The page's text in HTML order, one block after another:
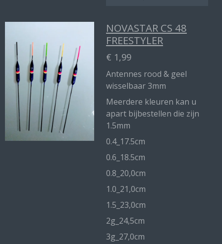
NOVASTAR CS 48
FREESTYLER
€ 1,99
Antennes rood & geel
wisselbaar 3mm
Meerdere kleuren kan u
apart bijbestellen die zijn
1.5mm
0.4_17.5cm
0.6_18.5cm
0.8_20,0cm
1.0_21,0cm
1.5_23,0cm
2g_24,5cm
3g_27,0cm